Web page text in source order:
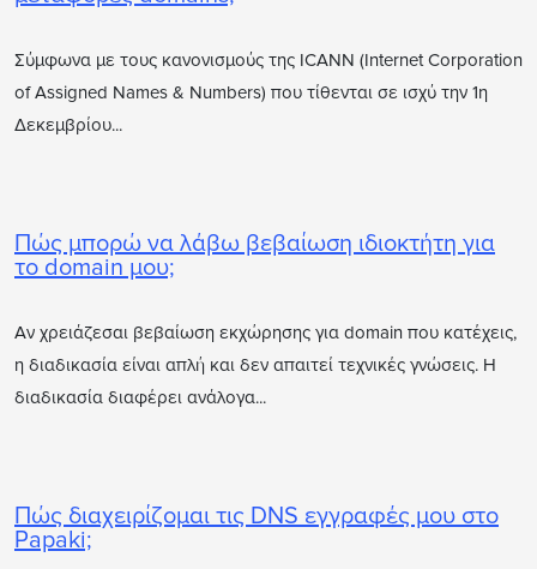
Σύμφωνα με τους κανονισμούς της ICANN (Internet Corporation
of Assigned Names & Numbers) που τίθενται σε ισχύ την 1η
Δεκεμβρίου...
Πώς μπορώ να λάβω βεβαίωση ιδιοκτήτη για
το domain μου;
Αν χρειάζεσαι βεβαίωση εκχώρησης για domain που κατέχεις,
η διαδικασία είναι απλή και δεν απαιτεί τεχνικές γνώσεις. Η
διαδικασία διαφέρει ανάλογα...
Πώς διαχειρίζομαι τις DNS εγγραφές μου στο
Papaki;